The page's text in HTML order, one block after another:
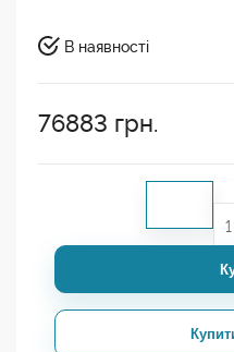
В наявності
76883 грн.